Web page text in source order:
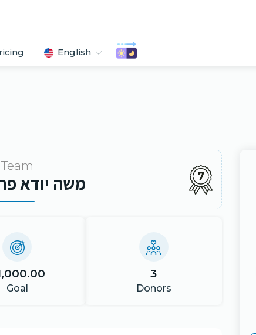
English
Team
משה יודא 7
Goal
3
Donors